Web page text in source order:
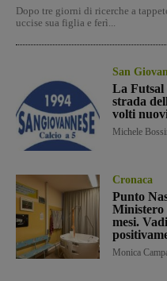
Dopo tre giorni di ricerche a
uccise sua figlia e ferì...
San
La Futsal
strada
volti
Michele
Cronaca
Punto
Ministero
mesi.
Monica